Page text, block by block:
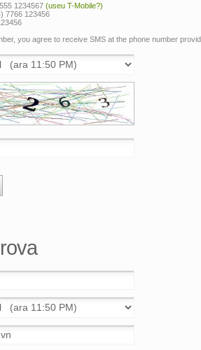
1234567 (useu T-Mobile?)
7766 123456
you agree to receive SMS at the phone number